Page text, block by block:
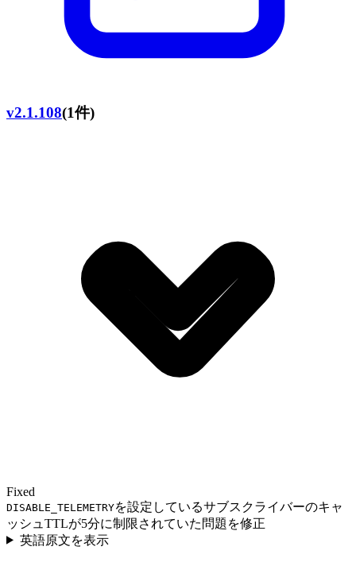
v2.1.108(1件)
Fixed
DISABLE_TELEMETRYを設定しているサブスクライバーのキャ
ッシュTTLが5分に制限されていた問題を修正
英語原文を表示